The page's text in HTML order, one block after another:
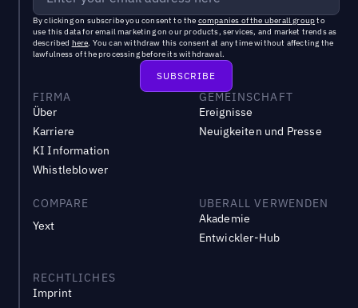
By clicking on subscribe you consent to the companies of the uberall groupto
use this data for email marketing on our products, services, and market trends as
described here. You can withdraw this consent at any time without affecting the
lawfulness of the processing before its withdrawal.
FIRMA
Über
Karriere
KI Information
Whistleblower
GEMEINSCHAFT
Ereignisse
Neuigkeiten und Presse
COMPARE
Yext
UBERALL VERWENDEN
Akademie
Entwickler-Hub
RECHTLICHES
Imprint